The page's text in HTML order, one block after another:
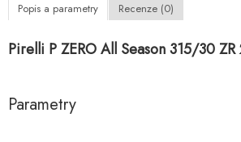
Popis a parametry Recenze (0)
Pirelli P ZERO All Season 315/30
Parametry